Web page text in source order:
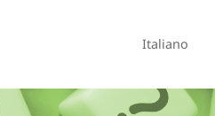
Italiano